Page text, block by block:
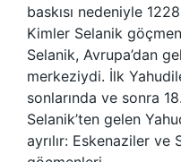
baskısı nedeniyle
Kimler Selanik
Selanik, Avrupa’dan
merkeziydi. İlk
sonlarında ve sonra
Selanik’ten gelen
ayrılır: Eskenaziler ve